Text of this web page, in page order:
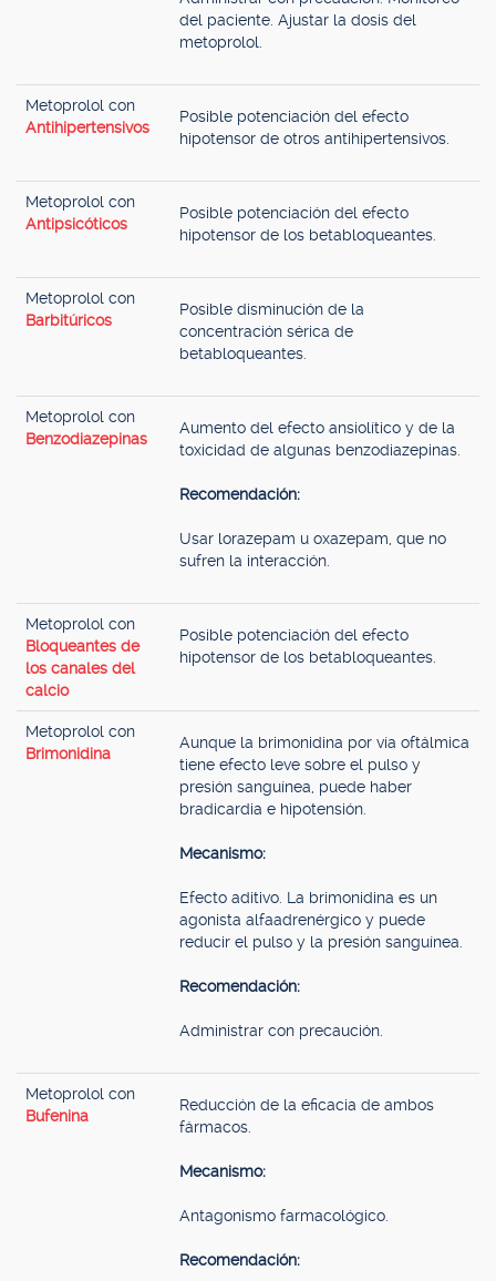
del paciente. Ajustar la dosis del
metoprolol.
Metoprolol con
Antihipertensivos
Posible potenciación del efecto
hipotensor de otros antihipertensivos.
Metoprolol con
Antipsicóticos
Posible potenciación del efecto
hipotensor de los betabloqueantes.
Metoprolol con
Barbitúricos
Posible disminución de la
concentración sérica de
betabloqueantes.
Metoprolol con
Benzodiazepinas
Aumento del efecto ansiolítico y de la
toxicidad de algunas benzodiazepinas.
Recomendación:
Usar lorazepam u oxazepam, que no
sufren la interacción.
Metoprolol con
Bloqueantes de
los canales del
calcio
Posible potenciación del efecto
hipotensor de los betabloqueantes.
Metoprolol con
Brimonidina
Aunque la brimonidina por vía oftálmica
tiene efecto leve sobre el pulso y
presión sanguínea, puede haber
bradicardia e hipotensión.
Mecanismo:
Efecto aditivo. La brimonidina es un
agonista alfaadrenérgico y puede
reducir el pulso y la presión sanguínea.
Recomendación:
Administrar con precaución.
Metoprolol con
Bufenina
Reducción de la eficacia de ambos
fármacos.
Mecanismo:
Antagonismo farmacológico.
Recomendación: